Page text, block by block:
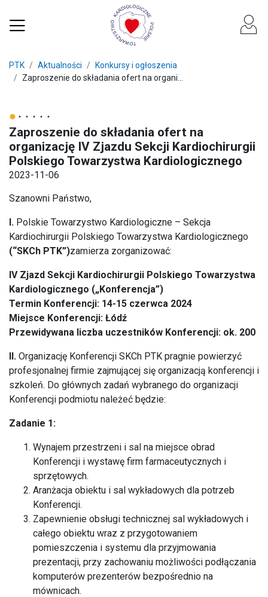
PTK Aktualności
Konkursy i ogłoszenia
Zaproszenie do składania ofert na organi...
Zaproszenie do składania ofert na
organizację IV Zjazdu Sekcji Kardiochirurgii
Polskiego Towarzystwa Kardiologicznego
2023-11-06
Szanowni Państwo,
I. Polskie Towarzystwo Kardiologiczne – Sekcja
Kardiochirurgii Polskiego Towarzystwa Kardiologicznego
(“SKCh PTK”)zamierza zorganizować:
IV Zjazd Sekcji Kardiochirurgii Polskiego Towarzystwa
Kardiologicznego („Konferencja”)
Termin Konferencji: 14-15 czerwca 2024
Miejsce Konferencji: Łódź
Przewidywana liczba uczestników Konferencji: ok. 200
II. Organizację Konferencji SKCh PTK pragnie powierzyć
profesjonalnej firmie zajmującej się organizacją konferencji i
szkoleń. Do głównych zadań wybranego do organizacji
Konferencji podmiotu należeć będzie:
Zadanie 1:
Wynajem przestrzeni i sal na miejsce obrad
Konferencji i wystawę firm farmaceutycznych i
sprzętowych.
Aranżacja obiektu i sal wykładowych dla potrzeb
Konferencji.
Zapewnienie obsługi technicznej sal wykładowych i
całego obiektu wraz z przygotowaniem
pomieszczenia i systemu dla przyjmowania
prezentacji, przy zachowaniu możliwości podłączania
komputerów prezenterów bezpośrednio na
mównicach.